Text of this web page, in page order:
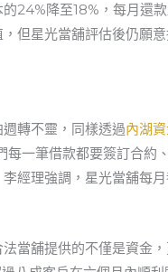
24%降至18%，每月還
但星光當舖評估後仍願
轉不靈，同樣透過內湖
一筆借款都要簽訂合約
經理強調，星光當舖每
當舖提供的不僅是資金